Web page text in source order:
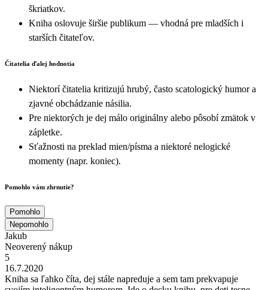
škriatkov.
Kniha oslovuje širšie publikum — vhodná pre mladších i
starších čitateľov.
Čitatelia ďalej hodnotia
Niektorí čitatelia kritizujú hrubý, často scatologický humor a
zjavné obchádzanie násilia.
Pre niektorých je dej málo originálny alebo pôsobí zmätok v
zápletke.
Sťažnosti na preklad mien/písma a niektoré nelogické
momenty (napr. koniec).
Pomohlo vám zhrnutie?
Pomohlo
Nepomohlo
Jakub
Neoverený nákup
5
16.7.2020
Kniha sa ľahko číta, dej stále napreduje a sem tam prekvapuje